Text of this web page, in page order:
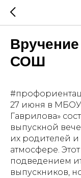
Вручение
СОШ
27 июня в
Гаврилова»
выпускной
их родителей
атмосфере.
подведением
выпускников,